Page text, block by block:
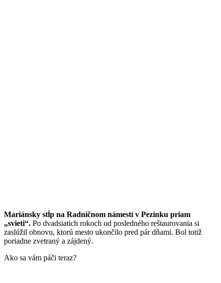
Mariánsky stĺp na Radničnom námestí v Pezinku priam
„svieti“. Po dvadsiatich rokoch od posledného reštaurovania si
zaslúžil obnovu, ktorú mesto ukončilo pred pár dňami. Bol totiž
poriadne zvetraný a zájdený.
Ako sa vám páči teraz?